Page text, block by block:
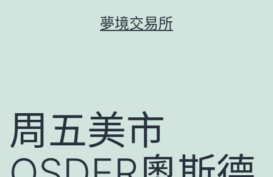
夢境交易所
周五美市